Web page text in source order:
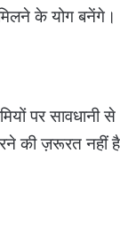
के योग बनेंगे।
पर सावधानी से
की ज़रूरत नहीं